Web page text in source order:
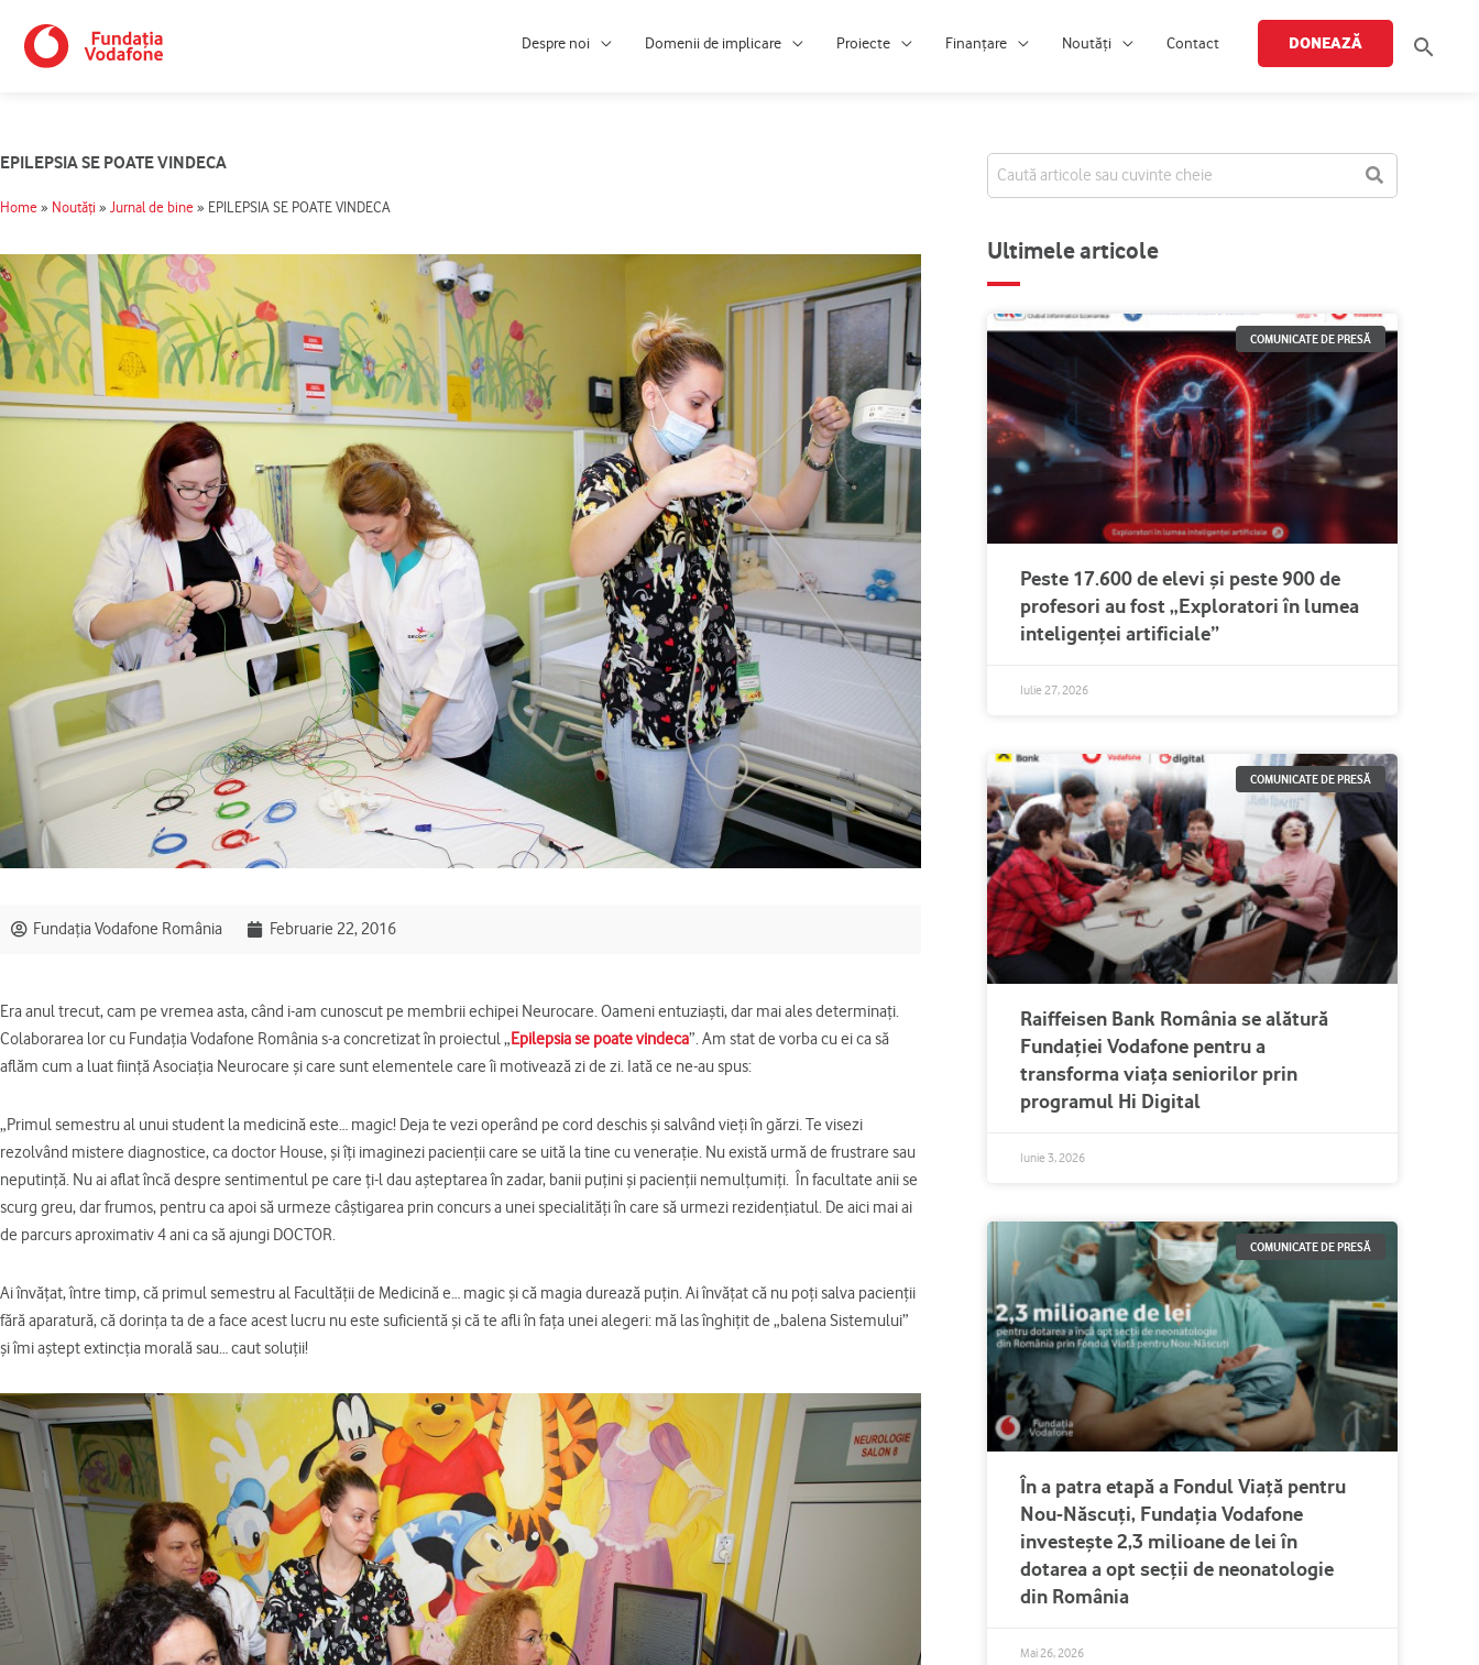
content
Despre noi Domenii de implicare Proiecte Finanțare Noutăți Contact DONEAZĂ
EPILEPSIA SE POATE VINDECA
Home » Noutăți » Jurnal de bine » EPILEPSIA SE POATE VINDECA
Fundația Vodafone România Februarie 22, 2016
Era anul trecut, cam pe vremea asta, când i-am cunoscut pe membrii echipei Neurocare. Oameni entuziaşti, dar mai ales determinaţi.
Colaborarea lor cu Fundaţia Vodafone România s-a concretizat în proiectul „Epilepsia se poate vindeca”. Am stat de vorba cu ei ca să
aflăm cum a luat fiinţă Asociaţia Neurocare şi care sunt elementele care îi motivează zi de zi. Iată ce ne-au spus:
„Primul semestru al unui student la medicină este… magic! Deja te vezi operând pe cord deschis şi salvând vieţi în gărzi. Te visezi
rezolvând mistere diagnostice, ca doctor House, şi îţi imaginezi pacienţii care se uită la tine cu veneraţie. Nu există urmă de frustrare sau
neputinţă. Nu ai aflat încă despre sentimentul pe care ţi-l dau aşteptarea în zadar, banii puţini şi pacienţii nemulţumiţi. În facultate anii se
scurg greu, dar frumos, pentru ca apoi să urmeze câştigarea prin concurs a unei specialităţi în care să urmezi rezidenţiatul. De aici mai ai
de parcurs aproximativ 4 ani ca să ajungi DOCTOR.
Ai învăţat, între timp, că primul semestru al Facultăţii de Medicină e… magic şi că magia durează puţin. Ai învăţat că nu poţi salva pacienţii
fără aparatură, că dorinţa ta de a face acest lucru nu este suficientă şi că te afli în faţa unei alegeri: mă las înghiţit de „balena Sistemului”
şi îmi aştept extincţia morală sau… caut soluţii!
Ultimele articole
COMUNICATE DE PRESĂ
Peste 17.600 de elevi și peste 900 de
profesori au fost „Exploratori în lumea
inteligenței artificiale”
Iulie 27, 2026
COMUNICATE DE PRESĂ
Raiffeisen Bank România se alătură
Fundației Vodafone pentru a
transforma viața seniorilor prin
programul Hi Digital
Iunie 3, 2026
COMUNICATE DE PRESĂ
În a patra etapă a Fondul Viață pentru
Nou-Născuți, Fundația Vodafone
investește 2,3 milioane de lei în
dotarea a opt secții de neonatologie
din România
Mai 26, 2026